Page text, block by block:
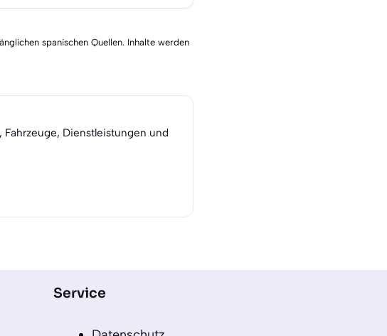
spanischen Quellen. Inhalte werden
Dienstleistungen und
Service